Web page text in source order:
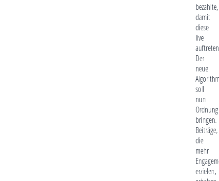
bezahlte,
damit
diese
live
Der
neue
soll
nun
Ordnung
bringen.
Beiträge,
die
mehr
erzielen,